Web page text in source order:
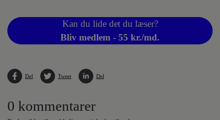
Kan du lide det du læser?
Bliv medlem - 55 kr./md.
Del Tweet Del
0 kommentarer